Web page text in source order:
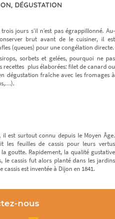
DÉGUSTATION
jours s’il n’est pas égrappillonné. Au-
brut avant de le cuisiner, il est
(queues) pour une congélation directe.
sorbets et gelées, pourquoi ne pas
recettes plus élaborées: filet de canard ou
dégustation fraîche avec les fromages à
est surtout connu depuis le Moyen Âge.
les feuilles de cassis pour leurs vertus
goutte. Rapidement, la qualité gustative
le cassis fut alors planté dans les jardins
est inventée à Dijon en 1841.
nous